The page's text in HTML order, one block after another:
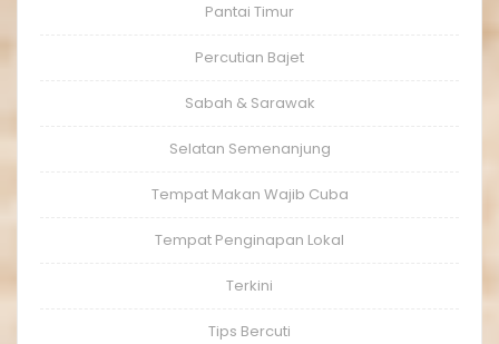
Pantai Timur
Percutian Bajet
Sabah & Sarawak
Selatan Semenanjung
Tempat Makan Wajib Cuba
Tempat Penginapan Lokal
Terkini
Tips Bercuti